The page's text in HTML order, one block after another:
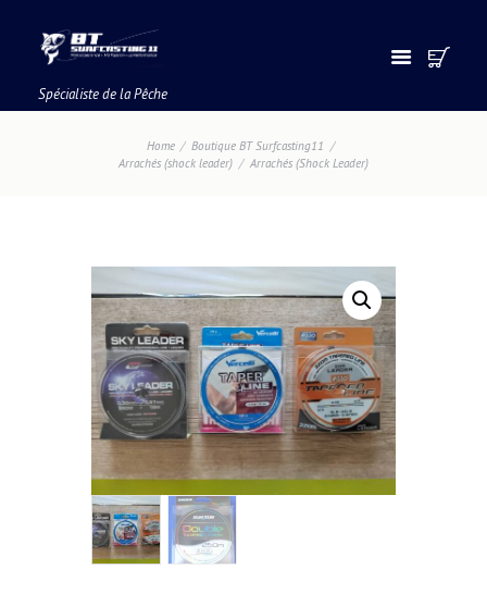
Spécialiste de la Pêche
Home
Boutique BT Surfcasting11
Arrachés (shock leader)
Arrachés (Shock Leader)